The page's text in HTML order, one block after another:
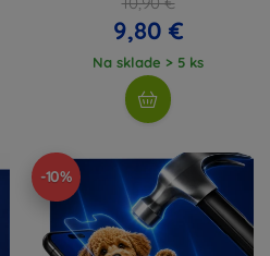
9,80 €
Na sklade > 5 ks
-10%